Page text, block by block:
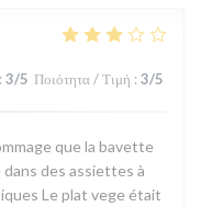
: 3/5 Ποιότητα / Τιμή : 3/5
que la bavette
des assiettes à
Le plat vege était